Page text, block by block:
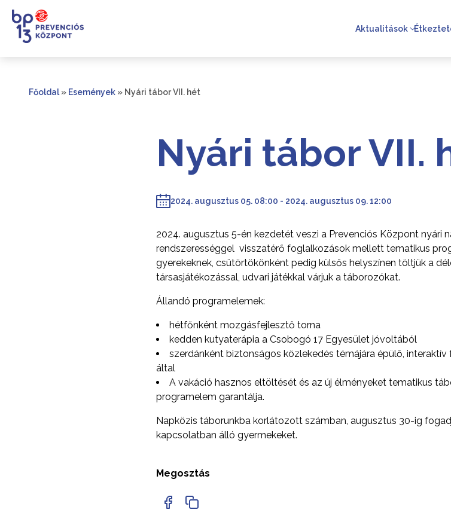
Aktualitások
Főoldal » Események » Nyári tábor VII. hét
Nyári tábor VII.
2024. augusztus 05. 08:00 - 2024. augusztus 09. 12:00
2024. augusztus 5-én kezdetét veszi a Prevenciós Központ nyári
rendszerességgel visszatérő foglalkozások mellett tematikus
gyerekeknek, csütörtökönként pedig külsős helyszínen töltjük a
társasjátékozással, udvari játékkal várjuk a táborozókat.
Állandó programelemek:
hétfőnként mozgásfejlesztő torna
kedden kutyaterápia a Csobogó 17 Egyesület jóvoltából
szerdánként biztonságos közlekedés témájára épülő,
által
A vakáció hasznos eltöltését és az új élményeket tematikus
programelem garantálja.
Napközis táborunkba korlátozott számban, augusztus 30-ig
kapcsolatban álló gyermekeket.
Megosztás